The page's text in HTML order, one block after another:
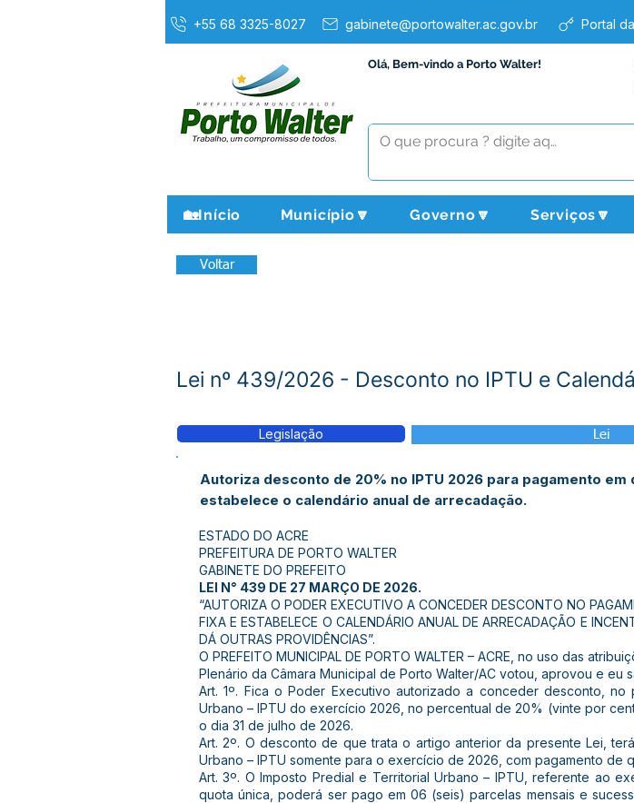
+55 68 3325-8027 gabinete@portowalter.ac.gov.br Portal
Olá, Bem-vindo a Porto Walter!
🏡Início Município🔽 Governo🔽 Serviços🔽
Voltar
Lei nº 439/2026 - Desconto no IPTU e
Legislação Lei
Autoriza desconto de 20% no IPTU 2026 para pagamento em
estabelece o calendário anual de arrecadação.
ESTADO DO ACRE
PREFEITURA DE PORTO WALTER
GABINETE DO PREFEITO
LEI N° 439 DE 27 MARÇO DE 2026.
“AUTORIZA O PODER EXECUTIVO A CONCEDER DESCONTO NO
FIXA E ESTABELECE O CALENDÁRIO ANUAL DE ARRECADAÇÃO E
DÁ OUTRAS PROVIDÊNCIAS”.
O PREFEITO MUNICIPAL DE PORTO WALTER – ACRE, no uso das
Plenário da Câmara Municipal de Porto Walter/AC votou, aprovou e eu
Art. 1º. Fica o Poder Executivo autorizado a conceder desconto,
Urbano – IPTU do exercício 2026, no percentual de 20% (vinte por
o dia 31 de julho de 2026.
Art. 2º. O desconto de que trata o artigo anterior da presente Lei,
Urbano – IPTU somente para o exercício de 2026, com pagamento de
Art. 3º. O Imposto Predial e Territorial Urbano – IPTU, referente ao
quota única, poderá ser pago em 06 (seis) parcelas mensais e